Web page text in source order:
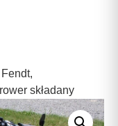
,
rower składany